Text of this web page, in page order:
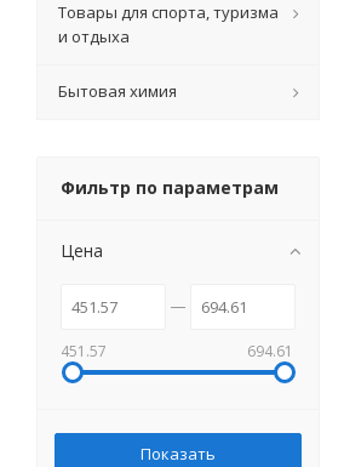
Товары для спорта, туризма
и отдыха
Бытовая химия
Фильтр по параметрам
Цена
451.57 694.61